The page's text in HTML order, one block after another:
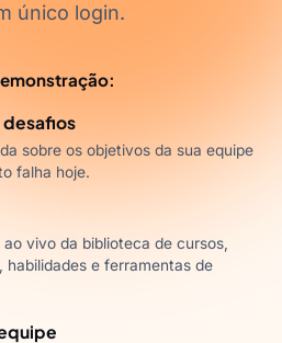
único login.
desafios
sobre os objetivos da sua equipe
falha hoje.
vivo da biblioteca de cursos,
habilidades e ferramentas de